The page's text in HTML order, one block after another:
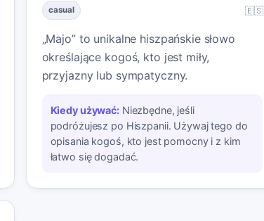
casual 🇪🇸
„Majo” to unikalne hiszpańskie słowo
określające kogoś, kto jest miły,
przyjazny lub sympatyczny.
Kiedy używać: Niezbędne, jeśli
podróżujesz po Hiszpanii. Używaj tego do
opisania kogoś, kto jest pomocny i z kim
łatwo się dogadać.